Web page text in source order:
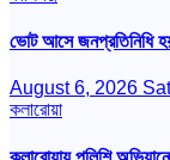
ভোট আসে জনপ্রতিনিধি
August 6, 2026
কলারোয়া